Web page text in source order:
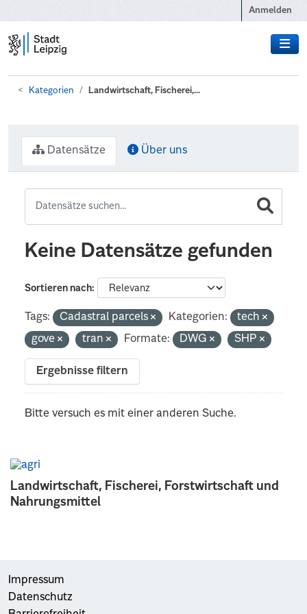
Anmelden
Kategorien Landwirtschaft, Fischerei,...
Landwirtschaft, Fischerei, Forstwirtschaft und
Nahrungsmittel
Datensätze Über uns
Keine Datensätze gefunden
Sortieren nach
Tags: Cadastral parcels Kategorien:
tech
gove
tran Formate: DWG SHP
Ergebnisse filtern
Bitte versuch es mit einer anderen Suche.
Impressum
Datenschutz